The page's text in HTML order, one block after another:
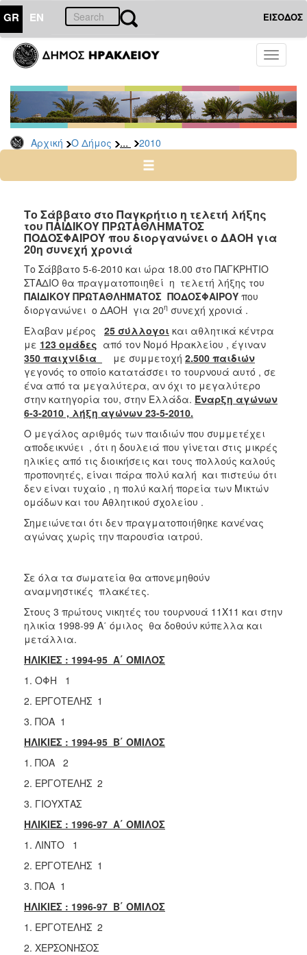
GR EN ΕΙΣΟΔΟΣ
Toggle
Αρχική Ο Δήμος ... 2010
ΔΗΜΟΣ
Δελτία
Τύπου
Αρχείο
2026
2024
2022
2021
2020
2019
2018
2017
2016
2015
2013
2012
2011
2010
2006
ΠΟΛΙΤΙΣΜΟΣ
ΑΝΘΕΚΤΙΚΗ
ΠΟΛΗ
Το Σάββατο στο Παγκρήτιο η τελετή λήξης
του ΠΑΙΔΙΚΟΥ ΠΡΩΤΑΘΛΗΜΑΤΟΣ
ΠΟΔΟΣΦΑΙΡΟΥ που διοργανώνει ο ΔΑΟΗ για
20η συνεχή χρονιά
Το Σάββατο 5-6-2010 και ώρα 18.00 στο ΠΑΓΚΡΗΤΙΟ
ΣΤΑΔΙΟ θα πραγματοποιηθεί η τελετή λήξης του
ΠΑΙΔΙΚΟΥ ΠΡΩΤΑΘΛΗΜΑΤΟΣ ΠΟΔΟΣΦΑΙΡΟΥ που
διοργανώνει ο ΔΑΟΗ για 20η συνεχή χρονιά .
Έλαβαν μέρος 25 σύλλογοι και αθλητικά κέντρα
με 123 ομάδες από τον Νομό Ηρακλείου , έγιναν
350 παιχνίδια
με συμμετοχή 2.500 παιδιών
γεγονός το οποίο κατατάσσει το τουρνουά αυτό , σε
ένα από τα μεγαλύτερα, αν όχι το μεγαλύτερο
στην κατηγορία του, στην Ελλάδα. Έναρξη αγώνων
6-3-2010 , λήξη αγώνων 23-5-2010.
Ο μεγάλος αριθμός των παιδιών που συμμετέχει
αποδεικνύει , ότι η δουλειά που γίνεται στις μικρές
ηλικίες από τις διοικήσεις και τους πολλούς καλούς
προπονητές, είναι πάρα πολύ καλή και πιστεύω ότι
δεν είναι τυχαίο , η πολύ καλή πορεία των Μικτών
ομάδων και του Αθλητικού σχολείου .
Σημειώνεται ότι δεν πραγματοποιήθηκε κανένας
αγώνας χωρίς την παρουσία ιατρού.
Σε όλα τα σωματεία θα απονεμηθούν
αναμνηστικές πλακέτες.
Στους 3 πρώτους νικητές του τουρνουά 11Χ11 και στην
ηλικία 1998-99 Α΄ όμιλος θα δοθούν κύπελλα και
μετάλλια.
ΗΛΙΚΙΕΣ : 1994-95 Α΄ ΟΜΙΛΟΣ
1. ΟΦΗ 1
2. ΕΡΓΟΤΕΛΗΣ 1
3. ΠΟΑ 1
ΗΛΙΚΙΕΣ : 1994-95 Β΄ ΟΜΙΛΟΣ
1. ΠΟΑ 2
2. ΕΡΓΟΤΕΛΗΣ 2
3. ΓΙΟΥΧΤΑΣ
ΗΛΙΚΙΕΣ : 1996-97 Α΄ ΟΜΙΛΟΣ
1. ΛΙΝΤΟ 1
2. ΕΡΓΟΤΕΛΗΣ 1
3. ΠΟΑ 1
ΗΛΙΚΙΕΣ : 1996-97 Β΄ ΟΜΙΛΟΣ
1. ΕΡΓΟΤΕΛΗΣ 2
2. ΧΕΡΣΟΝΗΣΟΣ